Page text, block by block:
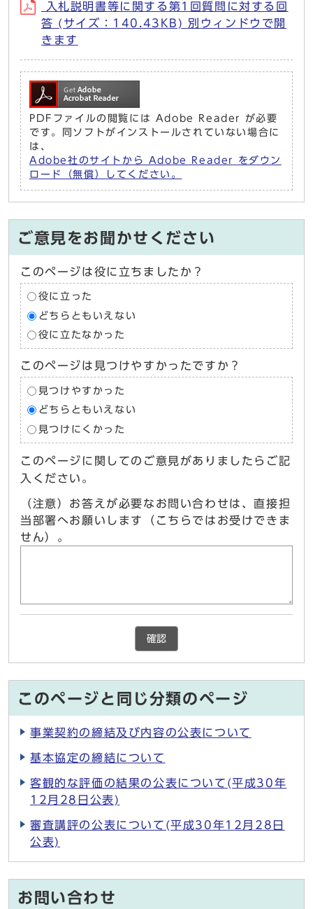
入札説明書等に関する第1回質問に対する回
答 (サイズ：140.43KB) 別ウィンドウで開
きます
PDFファイルの閲覧には Adobe Reader が必要
です。同ソフトがインストールされていない場合に
は、
Adobe社のサイトから Adobe Reader をダウン
ロード（無償）してください。
ご意見をお聞かせください
このページは役に立ちましたか？
役に立った
どちらともいえない
役に立たなかった
このページは見つけやすかったですか？
見つけやすかった
どちらともいえない
見つけにくかった
このページに関してのご意見がありましたらご記
入ください。
（注意）お答えが必要なお問い合わせは、直接担
当部署へお願いします（こちらではお受けできま
せん）。
確認
このページと同じ分類のページ
事業契約の締結及び内容の公表について
基本協定の締結について
客観的な評価の結果の公表について(平成30年
12月28日公表)
審査講評の公表について(平成30年12月28日
公表)
お問い合わせ